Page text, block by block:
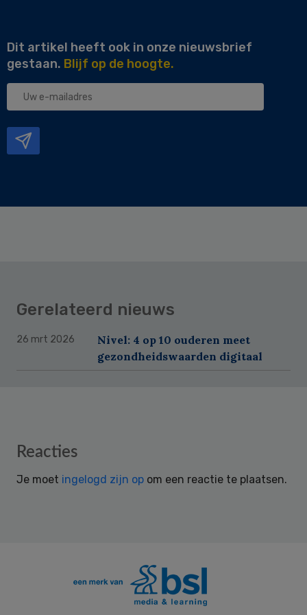
Dit artikel heeft ook in onze nieuwsbrief
gestaan. Blijf op de hoogte.
Uw
Gerelateerd nieuws
26 mrt 2026
Nivel: 4 op 10 ouderen meet
gezondheidswaarden digitaal
Reader
Reacties
Je moet ingelogd zijn op om een reactie te plaatsen.